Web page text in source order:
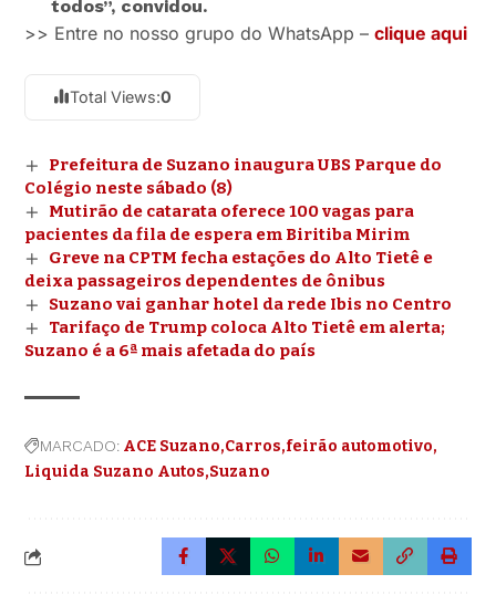
todos”, convidou.
>> Entre no nosso grupo do WhatsApp –clique aqui
Total Views:0
Prefeitura de Suzano inaugura UBS Parque do
Colégio neste sábado (8)
Mutirão de catarata oferece 100 vagas para
pacientes da fila de espera em Biritiba Mirim
Greve na CPTM fecha estações do Alto Tietê e
deixa passageiros dependentes de ônibus
Suzano vai ganhar hotel da rede Ibis no Centro
Tarifaço de Trump coloca Alto Tietê em alerta;
Suzano é a 6ª mais afetada do país
MARCADO: ACE Suzano Carros feirão automotivo
Liquida Suzano Autos Suzano